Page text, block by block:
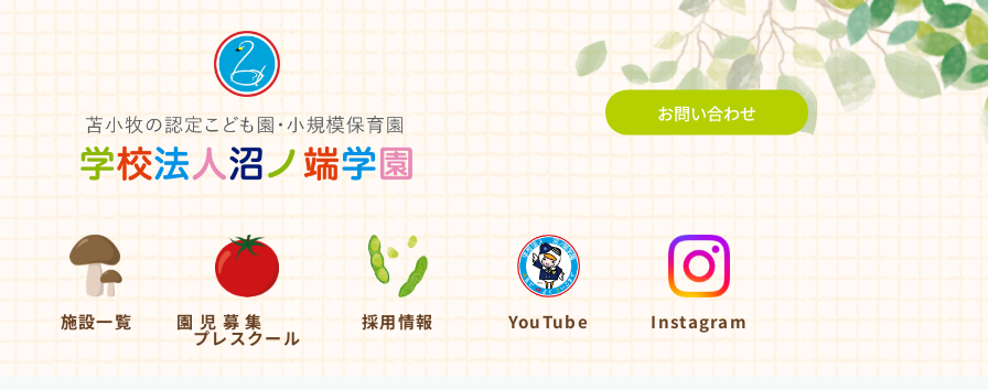
お問い合わせ
施設一覧 園 児 募 集
プレスクール
採用情報 YouTube Instagram